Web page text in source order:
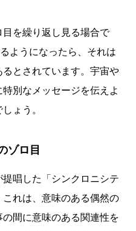
を繰り返し見る場合で
ようになったら、それは
とされています。宇宙や
別なメッセージを伝えよ
ょう。
ゾロ目
唱した「シンクロニシテ
れは、意味のある偶然の
間に意味のある関連性を